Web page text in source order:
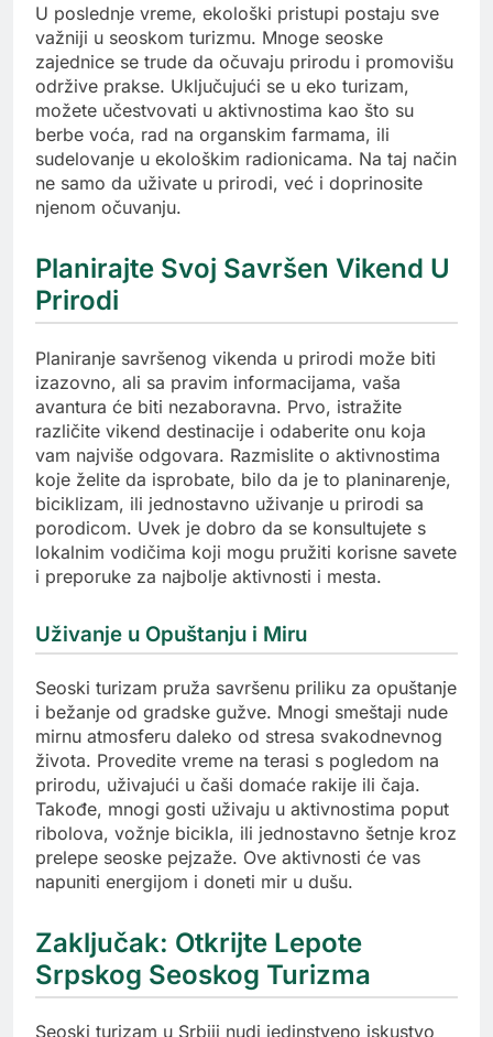
U poslednje vreme, ekološki pristupi postaju sve
važniji u seoskom turizmu. Mnoge seoske
zajednice se trude da očuvaju prirodu i promovišu
održive prakse. Uključujući se u eko turizam,
možete učestvovati u aktivnostima kao što su
berbe voća, rad na organskim farmama, ili
sudelovanje u ekološkim radionicama. Na taj način
ne samo da uživate u prirodi, već i doprinosite
njenom očuvanju.
Planirajte Svoj Savršen Vikend U
Prirodi
Planiranje savršenog vikenda u prirodi može biti
izazovno, ali sa pravim informacijama, vaša
avantura će biti nezaboravna. Prvo, istražite
različite vikend destinacije i odaberite onu koja
vam najviše odgovara. Razmislite o aktivnostima
koje želite da isprobate, bilo da je to planinarenje,
biciklizam, ili jednostavno uživanje u prirodi sa
porodicom. Uvek je dobro da se konsultujete s
lokalnim vodičima koji mogu pružiti korisne savete
i preporuke za najbolje aktivnosti i mesta.
Uživanje u Opuštanju i Miru
Seoski turizam pruža savršenu priliku za opuštanje
i bežanje od gradske gužve. Mnogi smeštaji nude
mirnu atmosferu daleko od stresa svakodnevnog
života. Provedite vreme na terasi s pogledom na
prirodu, uživajući u čaši domaće rakije ili čaja.
Takođe, mnogi gosti uživaju u aktivnostima poput
ribolova, vožnje bicikla, ili jednostavno šetnje kroz
prelepe seoske pejzaže. Ove aktivnosti će vas
napuniti energijom i doneti mir u dušu.
Zaključak: Otkrijte Lepote
Srpskog Seoskog Turizma
Seoski turizam u Srbiji nudi jedinstveno iskustvo